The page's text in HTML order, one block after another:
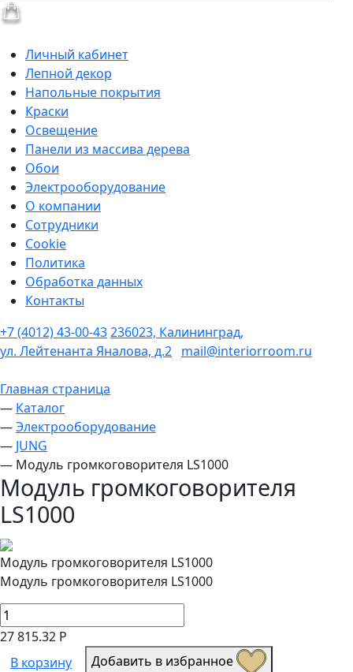
Личный кабинет
Лепной декор
Напольные покрытия
Краски
Освещение
Панели из массива дерева
Обои
Электрооборудование
О компании
Сотрудники
Cookie
Политика
Обработка данных
Контакты
+7 (4012) 43-00-43236023, Калининград,
ул. Лейтенанта Яналова, д.2 mail@interiorroom.ru
Главная страница
— Каталог
—Электрооборудование
— JUNG
— Модуль громкоговорителя LS1000
Модуль громкоговорителя
LS1000
Модуль громкоговорителя LS1000
Модуль громкоговорителя LS1000
27 815.32 Р
В корзину
Добавить в избранное